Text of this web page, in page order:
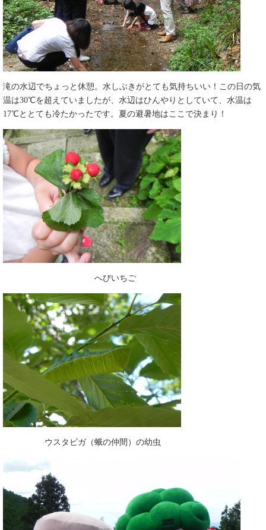
滝の水辺でちょっと休憩。水しぶきがとても気持ちいい！この日の気
温は30℃を超えていましたが、水辺はひんやりとしていて、水温は
17℃ととても冷たかったです。夏の避暑地はここで決まり！
へびいちご
ウスタビガ（蛾の仲間）の幼虫